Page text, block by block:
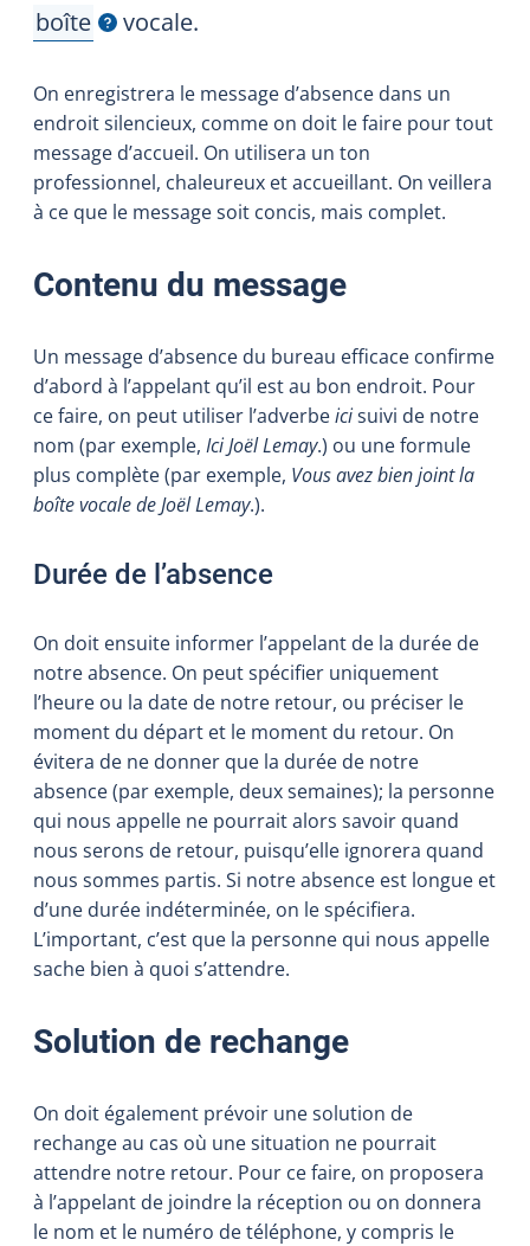
boîte
Afficher l'infobulle
vocale.
On enregistrera le message d’absence dans un
endroit silencieux, comme on doit le faire pour tout
message d’accueil. On utilisera un ton
professionnel, chaleureux et accueillant. On veillera
à ce que le message soit concis, mais complet.
Contenu du message
Un message d’absence du bureau efficace confirme
d’abord à l’appelant qu’il est au bon endroit. Pour
ce faire, on peut utiliser l’adverbeicisuivi de notre
nom (par exemple, Ici Joël Lemay.) ou une formule
plus complète (par exemple, Vous avez bien joint la
boîte vocale de Joël Lemay.).
Durée de l’absence
On doit ensuite informer l’appelant de la durée de
notre absence. On peut spécifier uniquement
l’heure ou la date de notre retour, ou préciser le
moment du départ et le moment du retour. On
évitera de ne donner que la durée de notre
absence (par exemple, deux semaines); la personne
qui nous appelle ne pourrait alors savoir quand
nous serons de retour, puisqu’elle ignorera quand
nous sommes partis. Si notre absence est longue et
d’une durée indéterminée, on le spécifiera.
L’important, c’est que la personne qui nous appelle
sache bien à quoi s’attendre.
Solution de rechange
On doit également prévoir une solution de
rechange au cas où une situation ne pourrait
attendre notre retour. Pour ce faire, on proposera
à l’appelant de joindre la réception ou on donnera
le nom et le numéro de téléphone, y compris le